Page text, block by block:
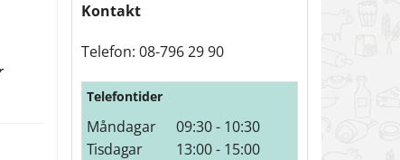
Kontakt
Telefon: 08-796 29 90
Telefontider
Måndagar
Tisdagar
09:30 - 10:30
13:00 - 15:00